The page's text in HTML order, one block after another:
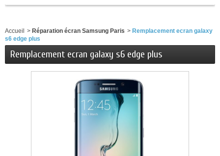
Accueil > Réparation écran Samsung Paris > Remplacement ecran galaxy
s6 edge plus
Remplacement ecran galaxy s6 edge plus